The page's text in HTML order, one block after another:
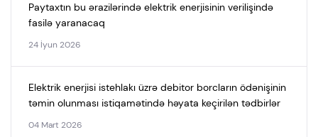
Paytaxtın bu ərazilərində elektrik enerjisinin verilişində
fasilə yaranacaq
24 İyun 2026
Elektrik enerjisi istehlakı üzrə debitor borcların ödənişinin
təmin olunması istiqamətində həyata keçirilən tədbirlər
04 Mart 2026